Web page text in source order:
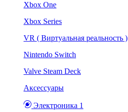
Xbox One
Xbox Series
VR ( Виртуальная реальность )
Nintendo Switch
Valve Steam Deck
Аксессуары
Электроника 1